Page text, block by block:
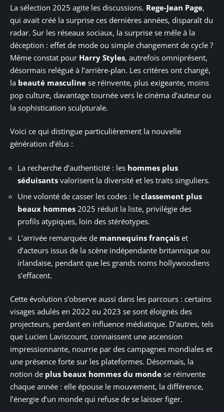
La sélection 2025 agite les discussions. Rege-Jean Page,
qui avait créé la surprise ces dernières années, disparaît du
radar. Sur les réseaux sociaux, la surprise se mêle à la
déception : effet de mode ou simple changement de cycle ?
Même constat pour Harry Styles, autrefois omniprésent,
désormais relégué à l’arrière-plan. Les critères ont changé,
la beauté masculine se réinvente, plus exigeante, moins
pop culture, davantage tournée vers le cinéma d’auteur ou
la sophistication sculpturale.
Voici ce qui distingue particulièrement la nouvelle
génération d’élus :
La recherche d’authenticité : les hommes plus
séduisants valorisent la diversité et les traits singuliers.
Une volonté de casser les codes : le classement plus
beaux hommes 2025 réduit la liste, privilégie des
profils atypiques, loin des stéréotypes.
L’arrivée remarquée de mannequins français et
d’acteurs issus de la scène indépendante britannique ou
irlandaise, pendant que les grands noms hollywoodiens
s’effacent.
Cette évolution s’observe aussi dans les parcours : certains
visages adulés en 2022 ou 2023 se sont éloignés des
projecteurs, perdant en influence médiatique. D’autres, tels
que Lucien Laviscount, connaissent une ascension
impressionnante, nourrie par des campagnes mondiales et
une présence forte sur les plateformes. Désormais, la
notion de plus beaux hommes du monde se réinvente
chaque année : elle épouse le mouvement, la différence,
l’énergie d’un monde qui refuse de se laisser figer.